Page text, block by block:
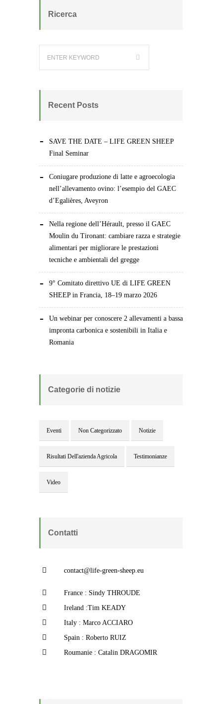
Ricerca
Recent Posts
SAVE THE DATE – LIFE GREEN SHEEP
Final Seminar
Coniugare produzione di latte e agroecologia
nell’allevamento ovino: l’esempio del GAEC
d’Egalières, Aveyron
Nella regione dell’Hérault, presso il GAEC
Moulin du Tironant: cambiare razza e strategie
alimentari per migliorare le prestazioni
tecniche e ambientali del gregge
9° Comitato direttivo UE di LIFE GREEN
SHEEP in Francia, 18–19 marzo 2026
Un webinar per conoscere 2 allevamenti a bassa
impronta carbonica e sostenibili in Italia e
Romania
Categorie di notizie
Eventi Non Categorizzato Notizie
Risultati Dell'azienda Agricola Testimonianze
Video
Contatti
contact@life-green-sheep.eu
France : Sindy THROUDE
Ireland :Tim KEADY
Italy : Marco ACCIARO
Spain : Roberto RUIZ
Roumanie : Catalin DRAGOMIR